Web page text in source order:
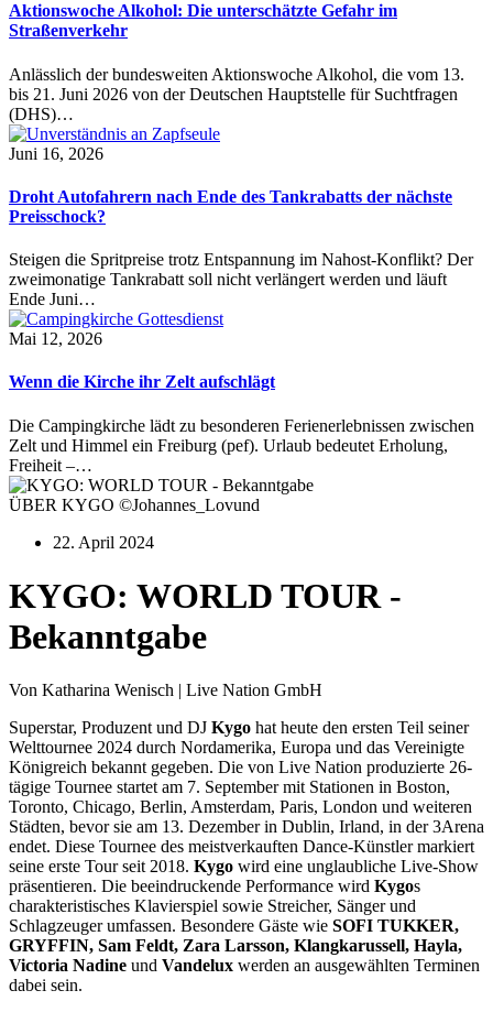
Aktionswoche Alkohol: Die unterschätzte Gefahr im
Straßenverkehr
Anlässlich der bundesweiten Aktionswoche Alkohol, die vom 13.
bis 21. Juni 2026 von der Deutschen Hauptstelle für Suchtfragen
(DHS)…
Juni 16, 2026
Droht Autofahrern nach Ende des Tankrabatts der nächste
Preisschock?
Steigen die Spritpreise trotz Entspannung im Nahost-Konflikt? Der
zweimonatige Tankrabatt soll nicht verlängert werden und läuft
Ende Juni…
Mai 12, 2026
Wenn die Kirche ihr Zelt aufschlägt
Die Campingkirche lädt zu besonderen Ferienerlebnissen zwischen
Zelt und Himmel ein Freiburg (pef). Urlaub bedeutet Erholung,
Freiheit –…
ÜBER KYGO ©Johannes_Lovund
22. April 2024
KYGO: WORLD TOUR -
Bekanntgabe
Von Katharina Wenisch | Live Nation GmbH
Superstar, Produzent und DJ Kygo hat heute den ersten Teil seiner
Welttournee 2024 durch Nordamerika, Europa und das Vereinigte
Königreich bekannt gegeben. Die von Live Nation produzierte 26-
tägige Tournee startet am 7. September mit Stationen in Boston,
Toronto, Chicago, Berlin, Amsterdam, Paris, London und weiteren
Städten, bevor sie am 13. Dezember in Dublin, Irland, in der 3Arena
endet. Diese Tournee des meistverkauften Dance-Künstler markiert
seine erste Tour seit 2018. Kygo wird eine unglaubliche Live-Show
präsentieren. Die beeindruckende Performance wird Kygos
charakteristisches Klavierspiel sowie Streicher, Sänger und
Schlagzeuger umfassen. Besondere Gäste wie SOFI TUKKER,
GRYFFIN, Sam Feldt, Zara Larsson, Klangkarussell, Hayla,
Victoria Nadine und Vandelux werden an ausgewählten Terminen
dabei sein.